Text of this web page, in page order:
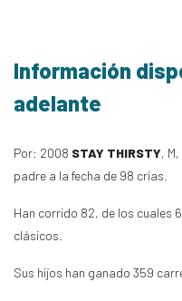
Información
adelante
Por: 2008 STAY THIRSTY, M,
padre a la fecha de 98 crías.
Han corrido 82, de los cuales
clásicos.
Sus hijos han ganado 359